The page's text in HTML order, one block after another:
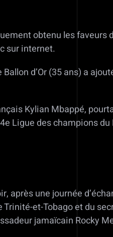
obtenu les
sur internet.
d’Or (35 ans) a
Kylian Mbappé,
Ligue des champions du
une journée
et-Tobago et du
jamaïcain Rocky